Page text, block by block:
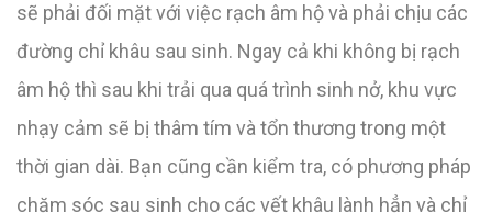
sẽ phải đối mặt với việc rạch âm hộ và phải chịu các
đường chỉ khâu sau sinh. Ngay cả khi không bị rạch
âm hộ thì sau khi trải qua quá trình sinh nở, khu vực
nhạy cảm sẽ bị thâm tím và tổn thương trong một
thời gian dài. Bạn cũng cần kiểm tra, có phương pháp
chăm sóc sau sinh cho các vết khâu lành hẳn và chỉ